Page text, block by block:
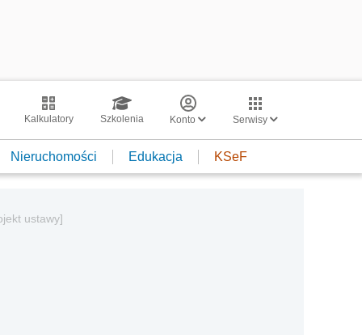
Kalkulatory Szkolenia Konto Serwisy
Nieruchomości Edukacja KSeF
ustawy]